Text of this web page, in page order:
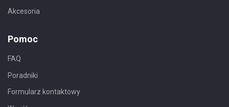
Akcesoria
Pomoc
FAQ
Poradniki
Formularz kontaktowy